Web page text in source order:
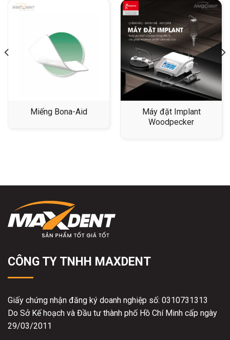
Miếng Bona-Aid
Máy đặt Implant
Woodpecker
CÔNG TY TNHH MAXDENT
Giấy chứng nhận đăng ký doanh nghiệp số: 0310731313
Do Sở Kế hoạch và Đầu tư thành phố Hồ Chí Minh cấp ngày
29/03/2011